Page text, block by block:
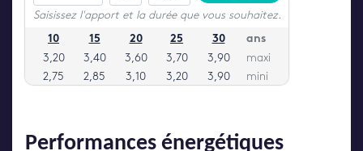
Performances énergétiques